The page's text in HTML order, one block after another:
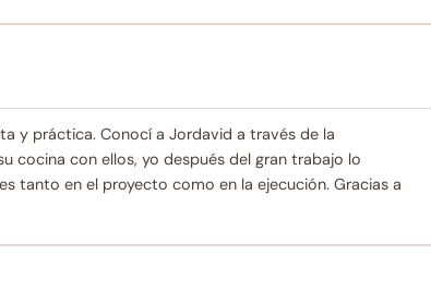
y práctica. Conocí a Jordavid a través de la
cocina con ellos, yo después del gran trabajo lo
tanto en el proyecto como en la ejecución. Gracias a